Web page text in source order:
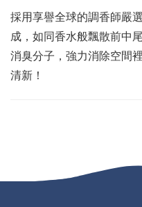
採用享譽全球的調香師嚴
成，如同香水般飄散前中
消臭分子，強力消除空間
清新！